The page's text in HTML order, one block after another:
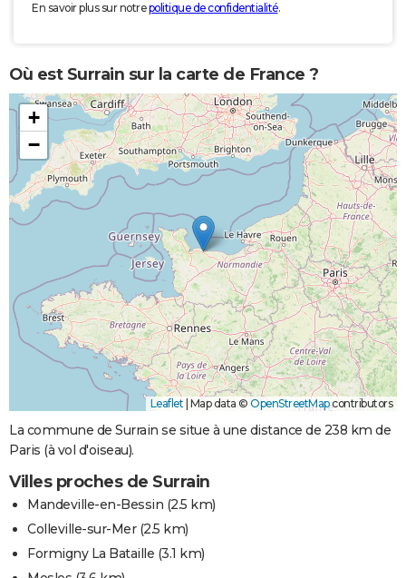
En savoir plus sur notrepolitique de confidentialité.
Où est Surrain sur la carte de France ?
+
−
Leaflet Map data © OpenStreetMapcontributors
La commune de Surrain se situe à une distance de 238 km de
Paris (à vol d'oiseau).
Villes proches de Surrain
Mandeville-en-Bessin (2.5 km)
Colleville-sur-Mer(2.5 km)
Formigny La Bataille (3.1 km)